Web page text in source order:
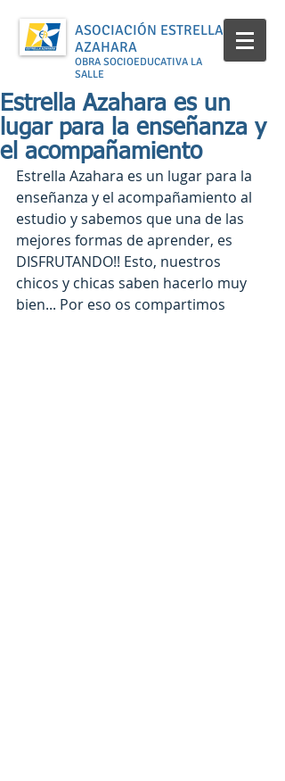
ASOCIACIÓN ESTRELLA
AZAHARA
OBRA SOCIOEDUCATIVA LA
SALLE
Estrella Azahara es un
lugar para la enseñanza y
el acompañamiento
Estrella Azahara es un lugar para la
enseñanza y el acompañamiento al
estudio y sabemos que una de las
mejores formas de aprender, es
DISFRUTANDO!! Esto, nuestros
chicos y chicas saben hacerlo muy
bien... Por eso os compartimos